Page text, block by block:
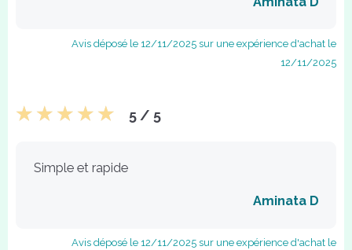
Avis déposé le 12/11/2025 sur une expérience d'achat le
12/11/2025
5 / 5
Simple et rapide
Aminata D
Avis déposé le 12/11/2025 sur une expérience d'achat le